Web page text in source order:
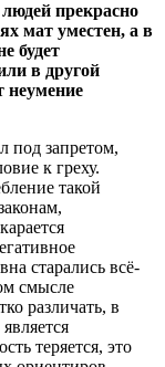
прекрасно
мат уместен, а в
будет
в другой
неумение
под запретом,
к греху.
такой
старались всё-
смысле
различать, в
теряется, это